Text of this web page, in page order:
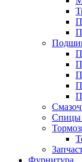
Спицы
Фурнитура